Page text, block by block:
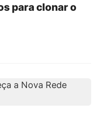
para clonar o